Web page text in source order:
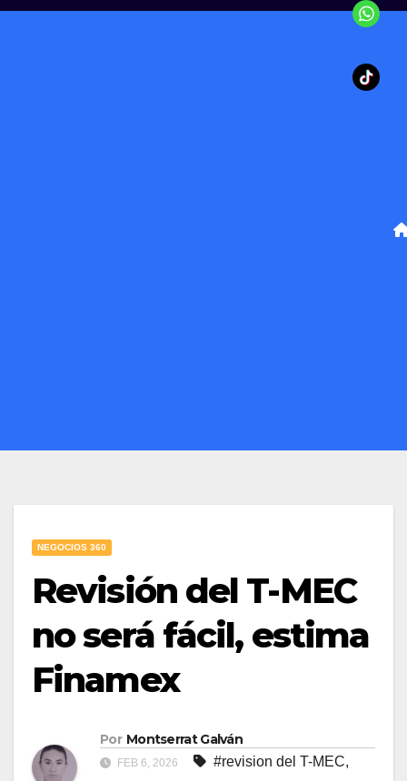
NEGOCIOS 360
Revisión del T-MEC
no será fácil, estima
Finamex
Por Montserrat Galván
FEB 6, 2026 #revision del T-MEC,